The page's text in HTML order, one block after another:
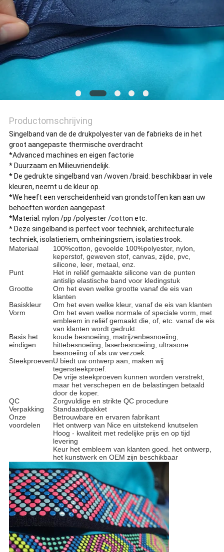
Productomschrijving
Singelband van de de drukpolyester van de fabrieks de in het
groot aangepaste thermische overdracht
*Advanced machines en eigen factorie
* Duurzaam en Milieuvriendelijk.
* De gedrukte singelband van /woven /braid: beschikbaar in vele
kleuren, neemt u de kleur op.
*We heeft een verscheidenheid van grondstoffen kan aan uw
behoeften worden aangepast.
*Material: nylon /pp /polyester /cotton etc.
* Deze singelband is perfect voor techniek, architecturale
techniek, isolatieriem, omheiningsriem, isolatiestrook.
Materiaal
100%cotton, gevoelde 100%polyester, nylon,
keperstof, geweven stof, canvas, zijde, pvc,
silicone, leer, metaal, enz.
Punt
Het in reliëf gemaakte silicone van de punten
antislip elastische band voor kledingstuk
Grootte
Om het even welke grootte vanaf de eis van
klanten
Basiskleur
Om het even welke kleur, vanaf de eis van klanten
Vorm
Om het even welke normale of speciale vorm, met
embleem in reliëf gemaakt die, of, etc. vanaf de eis
van klanten wordt gedrukt.
Basis het
eindigen
koude besnoeiing, matrijzenbesnoeiing,
hittebesnoeiing, laserbesnoeiing, ultrasone
besnoeiing of als uw verzoek.
SteekproevenU biedt uw ontwerp aan, maken wij
tegensteekproef.
De vrije steekproeven kunnen worden verstrekt,
maar het verschepen en de belastingen betaald
door de koper.
QC
Zorgvuldige en strikte QC procedure
Verpakking
Standaardpakket
Onze
voordelen
Betrouwbare en ervaren fabrikant
Het ontwerp van Nice en uitstekend knutselen
Hoog - kwaliteit met redelijke prijs en op tijd
levering
Keur het embleem van klanten goed. het ontwerp,
het kunstwerk en OEM zijn beschikbaar